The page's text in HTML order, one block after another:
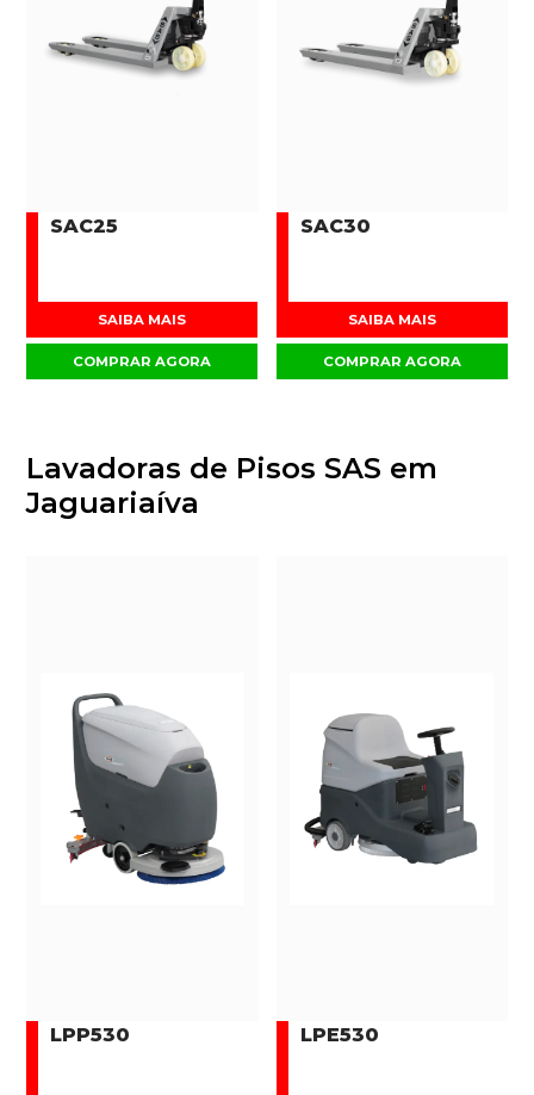
SAC25
SAIBA MAIS
COMPRAR AGORA
SAC30
SAIBA MAIS
COMPRAR AGORA
Lavadoras de Pisos SAS em
Jaguariaíva
LPP530 LPE530